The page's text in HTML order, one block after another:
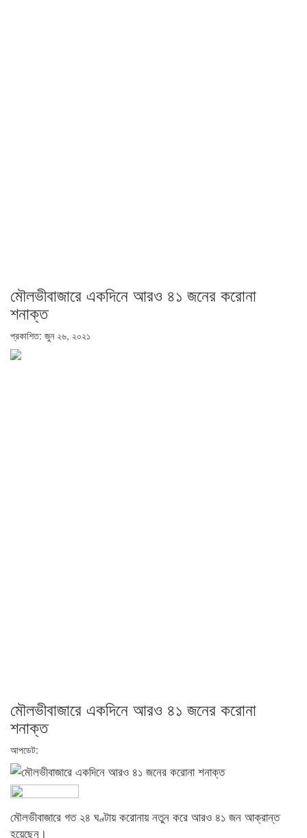
মৌলভীবাজারে একদিনে আরও ৪১ জনের করোনা
শনাক্ত
প্রকাশিত: জুন ২৬, ২০২১
মৌলভীবাজারে একদিনে আরও ৪১ জনের করোনা
শনাক্ত
আপডেট:
মৌলভীবাজারে গত ২৪ ঘণ্টায় করোনায় নতুন করে আরও ৪১ জন আক্রান্ত
হয়েছেন।